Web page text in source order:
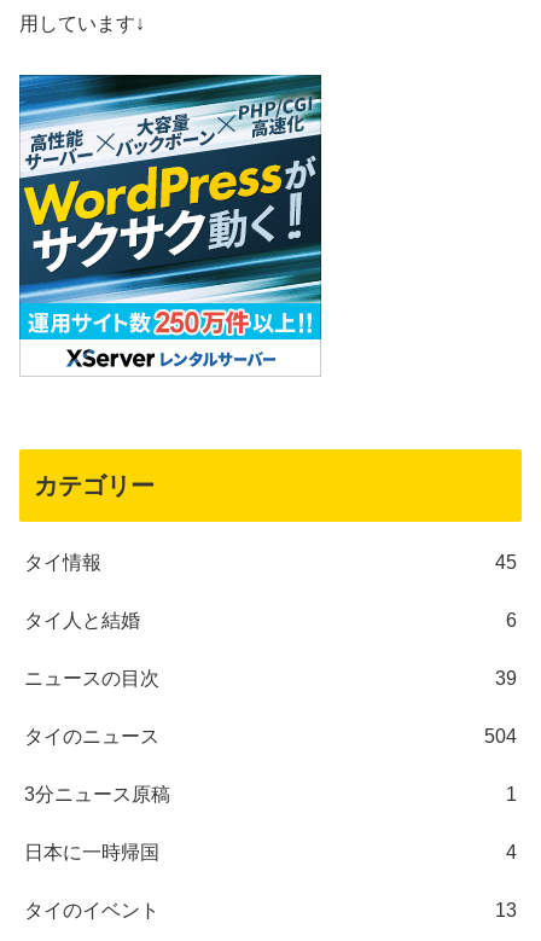
用しています↓
カテゴリー
タイ情報 45
タイ人と結婚 6
ニュースの目次 39
タイのニュース 504
3分ニュース原稿 1
日本に一時帰国 4
タイのイベント 13